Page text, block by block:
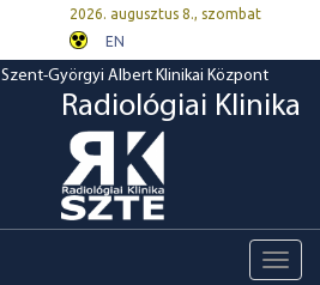
2026. augusztus 8., szombat
EN
Szent-Györgyi Albert Klinikai Központ
Radiológiai Klinika